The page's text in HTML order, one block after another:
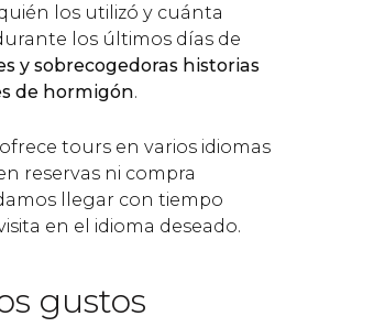
los utilizó y cuánta
los últimos días de
y sobrecogedoras historias
de hormigón.
tours en varios idiomas
reservas ni compra
llegar con tiempo
en el idioma deseado.
gustos